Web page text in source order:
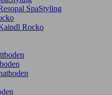
SpaStyling
Rocko